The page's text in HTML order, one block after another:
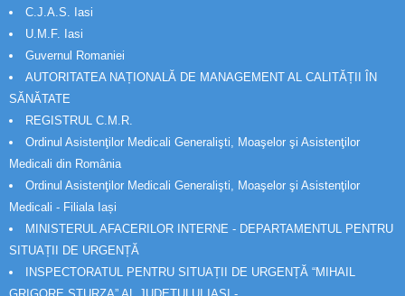
C.J.A.S. Iasi
U.M.F. Iasi
Guvernul Romaniei
AUTORITATEA NAȚIONALĂ DE MANAGEMENT AL CALITĂȚII ÎN
SĂNĂTATE
REGISTRUL C.M.R.
Ordinul Asistenţilor Medicali Generalişti, Moaşelor şi Asistenţilor
Medicali din România
Ordinul Asistenţilor Medicali Generalişti, Moaşelor şi Asistenţilor
Medicali - Filiala Iași
MINISTERUL AFACERILOR INTERNE - DEPARTAMENTUL PENTRU
SITUAȚII DE URGENȚĂ
INSPECTORATUL PENTRU SITUAȚII DE URGENȚĂ “MIHAIL